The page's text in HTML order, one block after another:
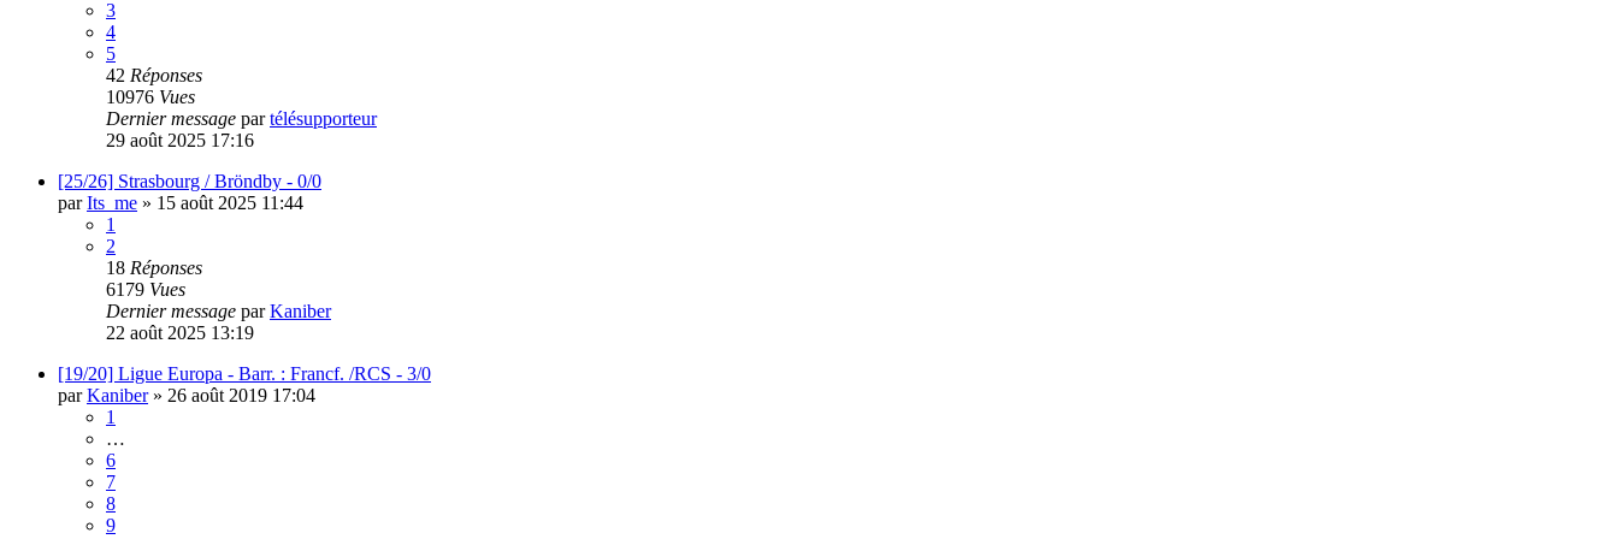
3
4
5
42 Réponses
10976 Vues
Dernier message partélésupporteur
29 août 2025 17:16
[25/26] Strasbourg / Bröndby - 0/0
parIts_me » 15 août 2025 11:44
1
2
18 Réponses
6179 Vues
Dernier message parKaniber
22 août 2025 13:19
[19/20] Ligue Europa - Barr. : Francf. /RCS - 3/0
parKaniber» 26 août 2019 17:04
1
…
6
7
8
9